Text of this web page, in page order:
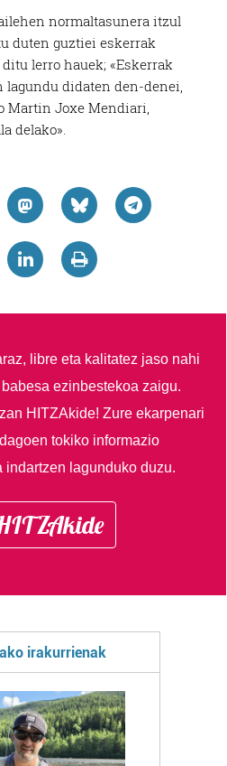
normaltasunera itzul
duten guztiei eskerrak
lerro hauek; «Eskerrak
lagundu didaten den-denei,
Martin Joxe Mendiari,
delako».
libre eta kalitatez jaso nahi
ezinbestekoa zaigu.
HITZAkide!Zure ekarpenari
tokiko informazio
indartzen lagunduko duzu.
irakurrienak